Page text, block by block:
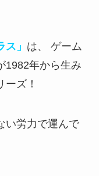
」 は、 ゲーム
1982年から生み
ズ！
い労力で運んで